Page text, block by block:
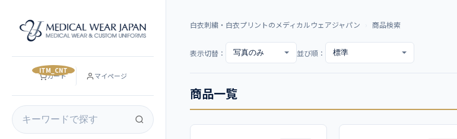
白衣刺繍・白衣プリントのメディカルウェアジャパン 商品検索
表示切替： 並び順：
商品一覧
カート
__ITM_CNT__
マイページ